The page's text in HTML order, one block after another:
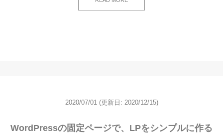
2020/07/01 (更新日: 2020/12/15)
WordPressの固定ページで、LPをシンプルに作る